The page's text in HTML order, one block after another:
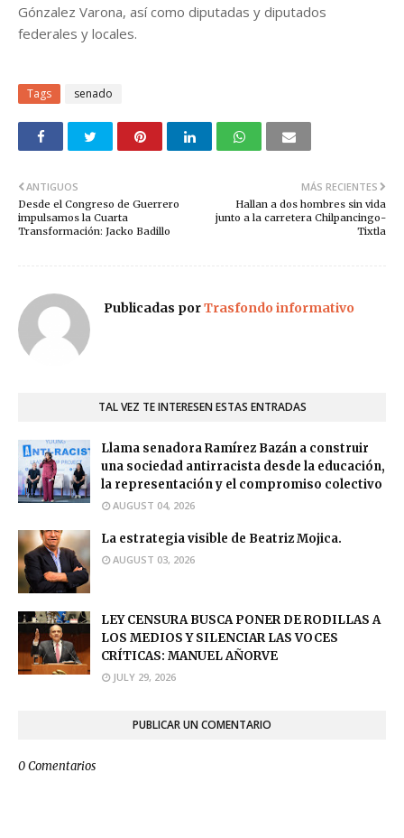
Gónzalez Varona, así como diputadas y diputados
federales y locales.
Tags senado
MÁS RECIENTES
Hallan a dos hombres sin vida
junto a la carretera Chilpancingo-
Tixtla
ANTIGUOS
Desde el Congreso de Guerrero
impulsamos la Cuarta
Transformación: Jacko Badillo
Publicadas porTrasfondo informativo
TAL VEZ TE INTERESEN ESTAS ENTRADAS
Llama senadora Ramírez Bazán a construir
una sociedad antirracista desde la educación,
la representación y el compromiso colectivo
AUGUST 04, 2026
La estrategia visible de Beatriz Mojica.
AUGUST 03, 2026
LEY CENSURA BUSCA PONER DE RODILLAS A
LOS MEDIOS Y SILENCIAR LAS VOCES
CRÍTICAS: MANUEL AÑORVE
JULY 29, 2026
PUBLICAR UN COMENTARIO
0 Comentarios